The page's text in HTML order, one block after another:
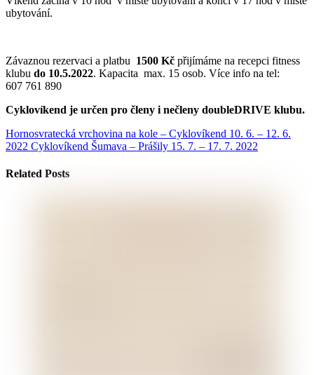
ubytování.
Závaznou rezervaci a platbu 1500 Kč přijímáme na recepci fitness
klubu do 10.5.2022. Kapacita max. 15 osob. Více info na tel:
607 761 890
Cyklovíkend je určen pro členy i nečleny doubleDRIVE klubu.
Hornosvratecká vrchovina na kole – Cyklovíkend 10. 6. – 12. 6.
2022 Cyklovíkend Šumava – Prášily 15. 7. – 17. 7. 2022
Related Posts